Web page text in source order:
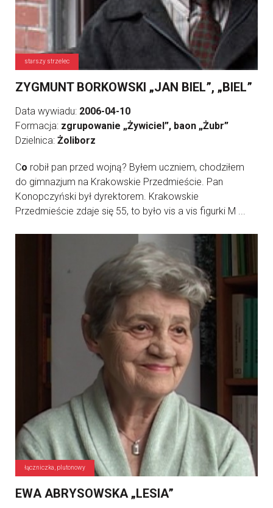
starszy strzelec
ZYGMUNT BORKOWSKI „JAN BIEL”, „BIEL”
Data wywiadu: 2006-04-10
Formacja: zgrupowanie „Żywiciel”, baon „Żubr”
Dzielnica: Żoliborz
Co robił pan przed wojną? Byłem uczniem, chodziłem
do gimnazjum na Krakowskie Przedmieście. Pan
Konopczyński był dyrektorem. Krakowskie
Przedmieście zdaje się 55, to było vis a vis figurki M ...
łączniczka, plutonowy
EWA ABRYSOWSKA „LESIA”